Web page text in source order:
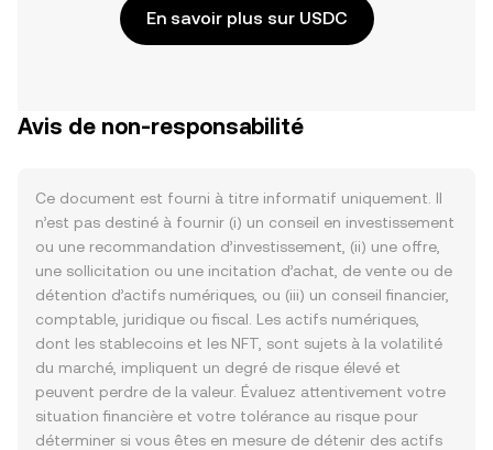
En savoir plus sur USDC
Avis de non-responsabilité
Ce document est fourni à titre informatif uniquement. Il
n’est pas destiné à fournir (i) un conseil en investissement
ou une recommandation d’investissement, (ii) une offre,
une sollicitation ou une incitation d’achat, de vente ou de
détention d’actifs numériques, ou (iii) un conseil financier,
comptable, juridique ou fiscal. Les actifs numériques,
dont les stablecoins et les NFT, sont sujets à la volatilité
du marché, impliquent un degré de risque élevé et
peuvent perdre de la valeur. Évaluez attentivement votre
situation financière et votre tolérance au risque pour
déterminer si vous êtes en mesure de détenir des actifs